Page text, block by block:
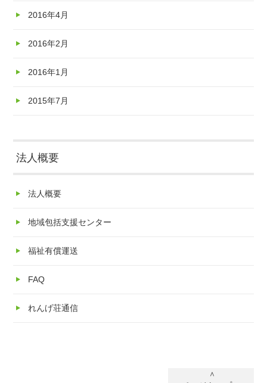
2016年4月
2016年2月
2016年1月
2015年7月
法人概要
法人概要
地域包括支援センター
福祉有償運送
FAQ
れんげ荘通信